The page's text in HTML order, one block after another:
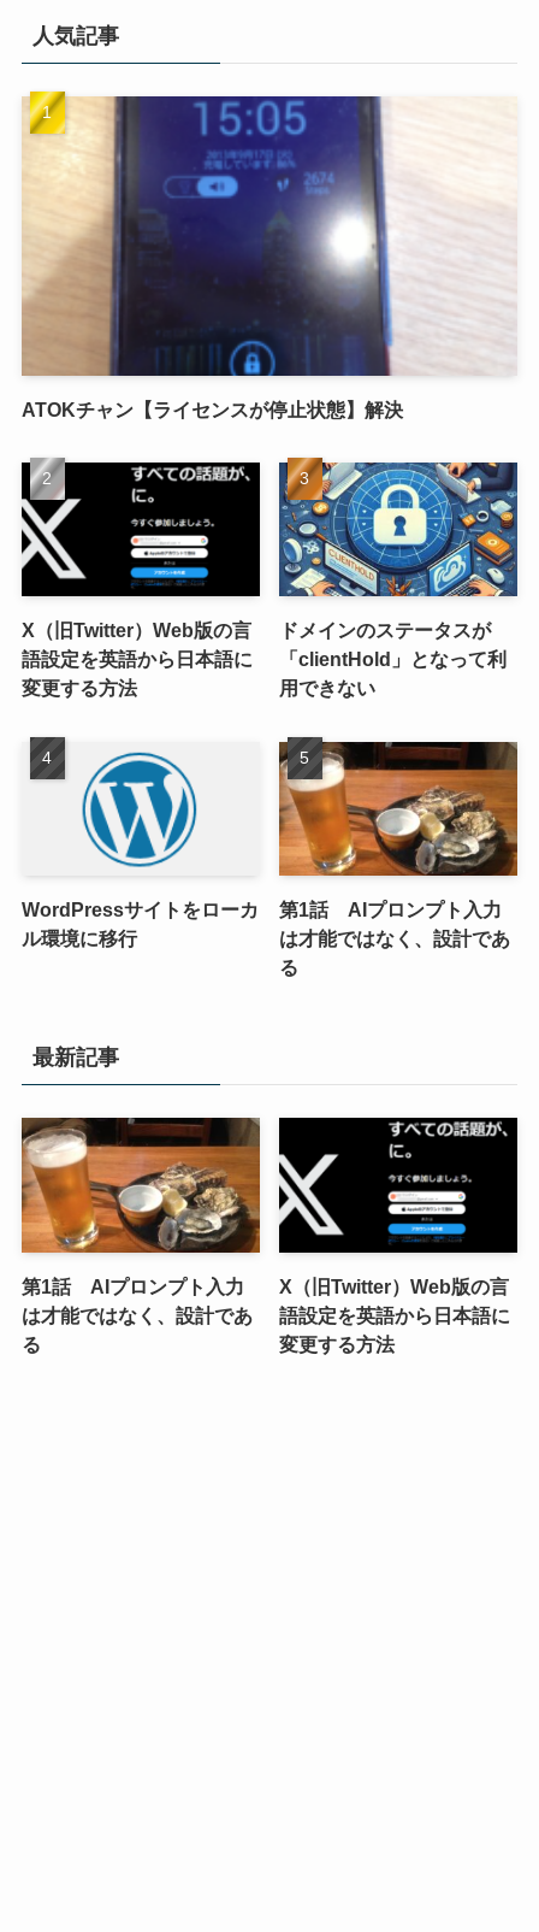
人気記事
ATOKチャン【ライセンスが停止状態】解決
X（旧Twitter）Web版の言
語設定を英語から日本語に
変更する方法
ドメインのステータスが
「clientHold」となって利
用できない
WordPressサイトをローカ
ル環境に移行
第1話 AIプロンプト入力
は才能ではなく、設計であ
る
最新記事
第1話 AIプロンプト入力
は才能ではなく、設計であ
る
X（旧Twitter）Web版の言
語設定を英語から日本語に
変更する方法